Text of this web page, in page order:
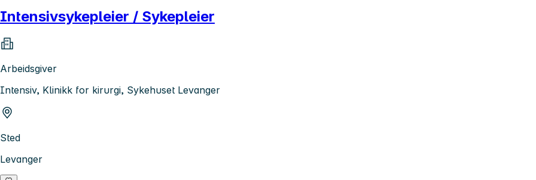
Intensivsykepleier / Sykepleier
Arbeidsgiver
Intensiv, Klinikk for kirurgi, Sykehuset Levanger
Sted
Levanger